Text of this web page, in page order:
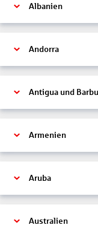
Albanien
Andorra
Antigua und
Armenien
Aruba
Australien